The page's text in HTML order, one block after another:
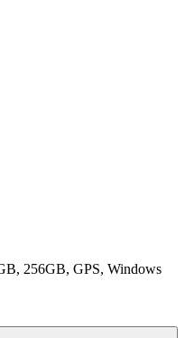
256GB, GPS, Windows